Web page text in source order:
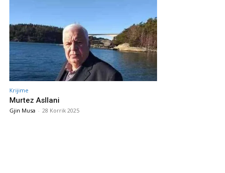
Krijime
Murtez Asllani
Gjin Musa - 28 Korrik 2025